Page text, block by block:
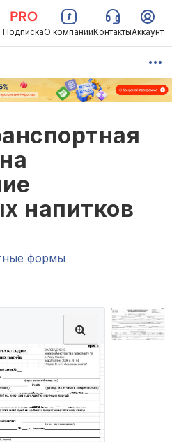
ПодпискаО компанииКонтактыАккаунт
напитков
формы